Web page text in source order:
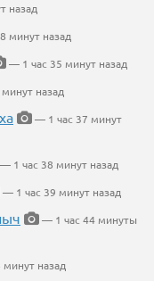
назад
минут назад
— 1 час 35 минут назад
назад
— 1 час 37 минут
— 1 час 38 минут назад
— 1 час 39 минут назад
— 1 час 44 минуты
назад